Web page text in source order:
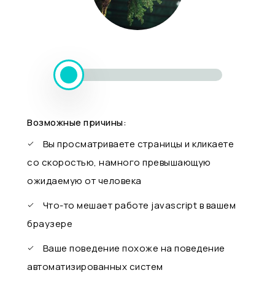
Возможные причины:
Вы просматриваете страницы и кликаете
со скоростью, намного превышающую
ожидаемую от человека
Что-то мешает работе javascript в вашем
браузере
Ваше поведение похоже на поведение
автоматизированных систем